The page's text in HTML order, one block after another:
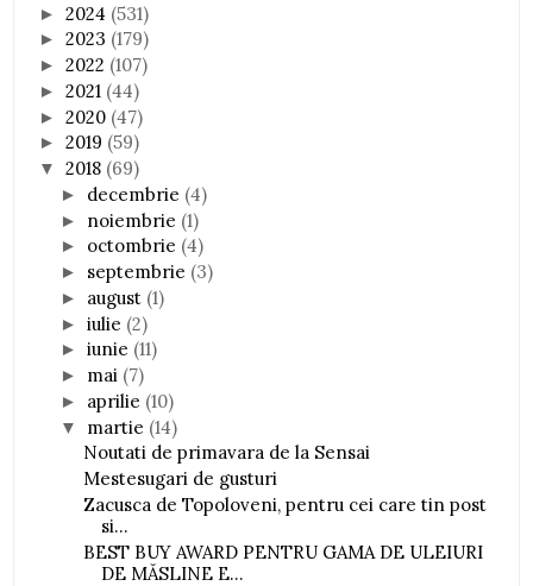
►2024 (531)
►2023 (179)
►2022 (107)
►2021 (44)
►2020 (47)
►2019 (59)
▼2018 (69)
► decembrie (4)
► noiembrie (1)
► octombrie (4)
► septembrie (3)
► august (1)
►iulie (2)
►iunie (11)
► mai (7)
► aprilie (10)
▼ martie (14)
Noutati de primavara de la Sensai
Mestesugari de gusturi
Zacusca de Topoloveni, pentru cei care tin post
si...
BEST BUY AWARD PENTRU GAMA DE ULEIURI
DE MĂSLINE E...